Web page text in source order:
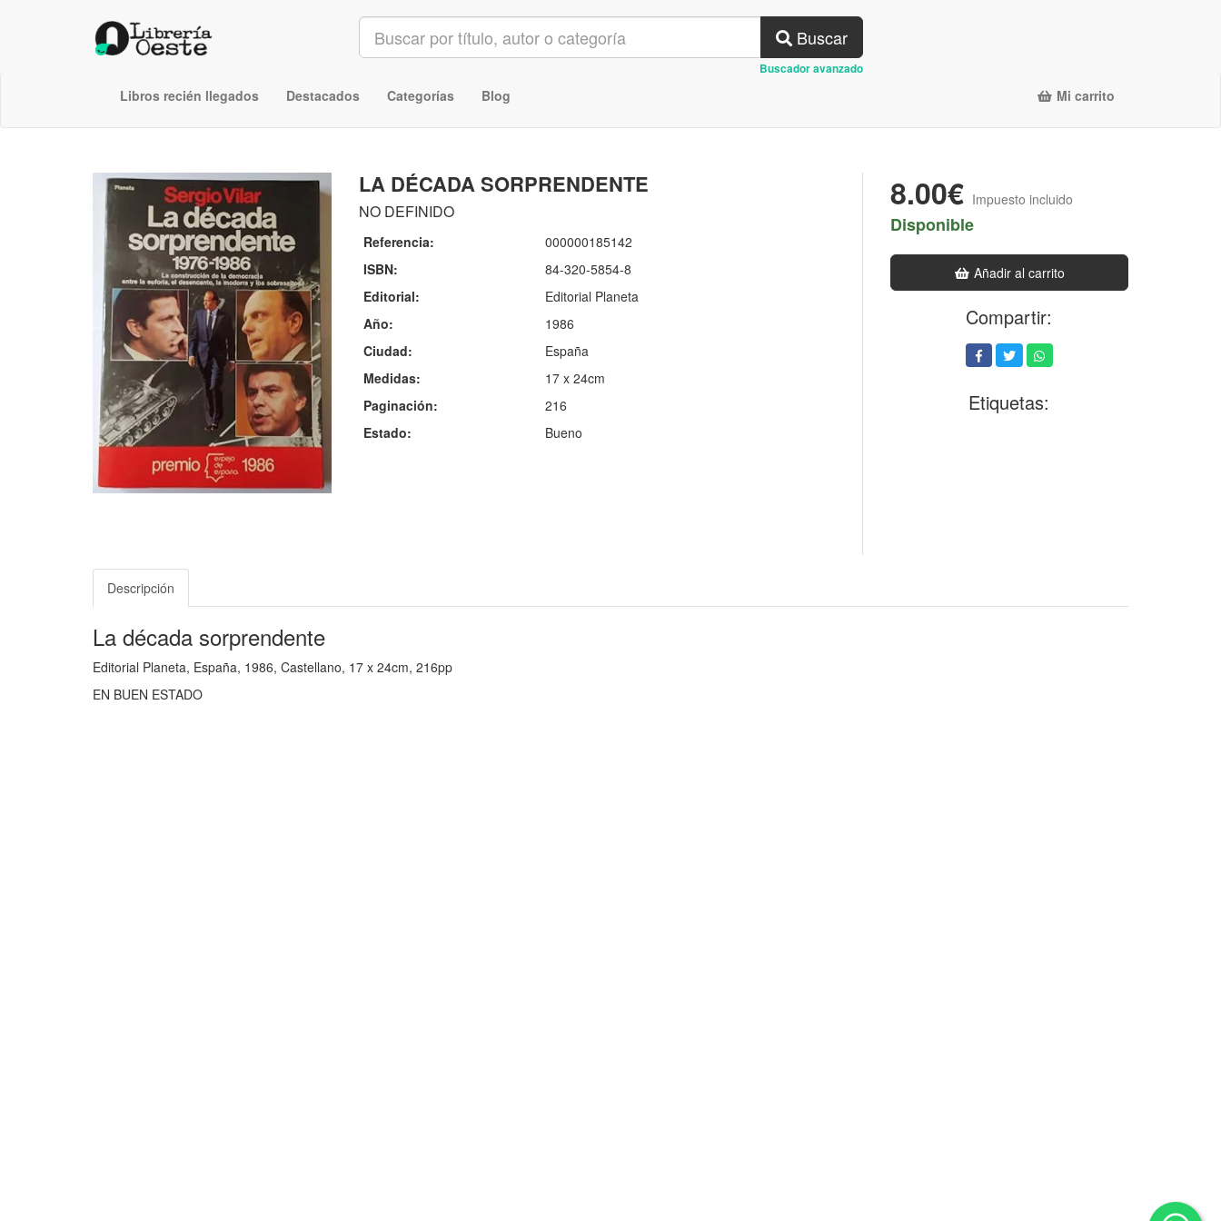
Buscar
Buscador avanzado
Libros recién llegados Destacados Categorías Blog Mi carrito
LA DÉCADA SORPRENDENTE
NO DEFINIDO
Referencia:
000000185142
ISBN:
84-320-5854-8
Editorial:
Editorial Planeta
Año:
1986
Ciudad:
España
Medidas:
17 x 24cm
Paginación:
216
Estado:
Bueno
8.00€ Impuesto incluido
Disponible
Añadir al carrito
Compartir:
Etiquetas:
Descripción
La década sorprendente
Editorial Planeta, España, 1986, Castellano, 17 x 24cm, 216pp
EN BUEN ESTADO